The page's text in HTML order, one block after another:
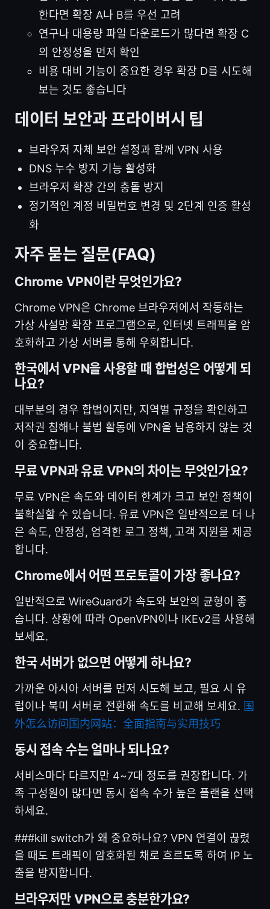
한다면 확장 A나 B를 우선 고려
연구나 대용량 파일 다운로드가 많다면 확장 C
의 안정성을 먼저 확인
비용 대비 기능이 중요한 경우 확장 D를 시도해
보는 것도 좋습니다
데이터 보안과 프라이버시 팁
브라우저 자체 보안 설정과 함께 VPN 사용
DNS 누수 방지 기능 활성화
브라우저 확장 간의 충돌 방지
정기적인 계정 비밀번호 변경 및 2단계 인증 활성
화
자주 묻는 질문(FAQ)
Chrome VPN이란 무엇인가요?
Chrome VPN은 Chrome 브라우저에서 작동하는
가상 사설망 확장 프로그램으로, 인터넷 트래픽을 암
호화하고 가상 서버를 통해 우회합니다.
한국에서 VPN을 사용할 때 합법성은 어떻게 되
나요?
대부분의 경우 합법이지만, 지역별 규정을 확인하고
저작권 침해나 불법 활동에 VPN을 남용하지 않는 것
이 중요합니다.
무료 VPN과 유료 VPN의 차이는 무엇인가요?
무료 VPN은 속도와 데이터 한계가 크고 보안 정책이
불확실할 수 있습니다. 유료 VPN은 일반적으로 더 나
은 속도, 안정성, 엄격한 로그 정책, 고객 지원을 제공
합니다.
Chrome에서 어떤 프로토콜이 가장 좋나요?
일반적으로 WireGuard가 속도와 보안의 균형이 좋
습니다. 상황에 따라 OpenVPN이나 IKEv2를 사용해
보세요.
한국 서버가 없으면 어떻게 하나요?
가까운 아시아 서버를 먼저 시도해 보고, 필요 시 유
럽이나 북미 서버로 전환해 속도를 비교해 보세요. 国
外怎么访问国内网站：全面指南与实用技巧
동시 접속 수는 얼마나 되나요?
서비스마다 다르지만 4~7대 정도를 권장합니다. 가
족 구성원이 많다면 동시 접속 수가 높은 플랜을 선택
하세요.
###kill switch가 왜 중요하나요? VPN 연결이 끊렸
을 때도 트래픽이 암호화된 채로 흐르도록 하여 IP 노
출을 방지합니다.
브라우저만 VPN으로 충분한가요?